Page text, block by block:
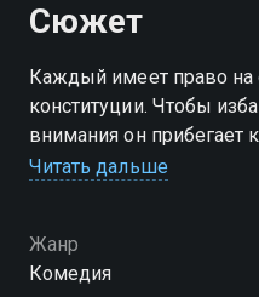
Сюжет
Каждый имеет право на
конституции. Чтобы
внимания он прибегает
подходящий образ,
Валерий, точная копия
себе глава государства...
Читать дальше
Жанр
Комедия